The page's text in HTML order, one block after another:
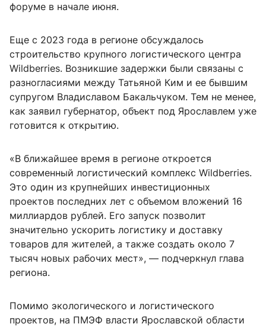
форуме в начале июня.
Еще с 2023 года в регионе обсуждалось
строительство крупного логистического центра
Wildberries. Возникшие задержки были связаны с
разногласиями между Татьяной Ким и ее бывшим
супругом Владиславом Бакальчуком. Тем не менее,
как заявил губернатор, объект под Ярославлем уже
готовится к открытию.
«В ближайшее время в регионе откроется
современный логистический комплекс Wildberries.
Это один из крупнейших инвестиционных
проектов последних лет с объемом вложений 16
миллиардов рублей. Его запуск позволит
значительно ускорить логистику и доставку
товаров для жителей, а также создать около 7
тысяч новых рабочих мест», — подчеркнул глава
региона.
Помимо экологического и логистического
проектов, на ПМЭФ власти Ярославской области